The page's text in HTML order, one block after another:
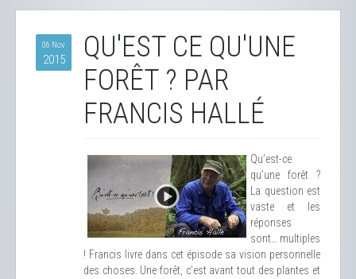
06 Nov
2015
QU'EST CE QU'UNE
FORÊT ? PAR
FRANCIS HALLÉ
Qu’est-ce
qu’une forêt ?
La question est
vaste et les
réponses
sont… multiples
! Francis livre dans cet épisode sa vision personnelle
des choses. Une forêt, c’est avant tout des plantes et